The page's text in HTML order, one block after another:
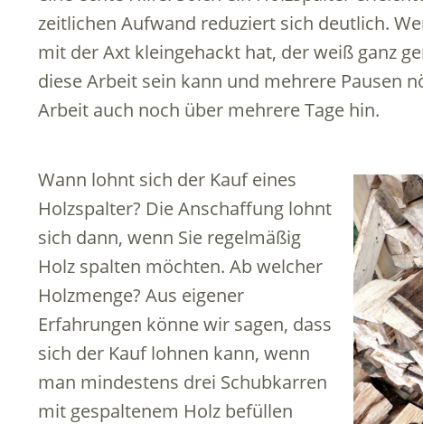
zeitlichen Aufwand reduziert sich deutlich.
mit der Axt kleingehackt hat, der weiß ganz
diese Arbeit sein kann und mehrere Pausen
Arbeit auch noch über mehrere Tage hin.
Wann lohnt sich der Kauf eines
Holzspalter? Die Anschaffung lohnt
sich dann, wenn Sie regelmäßig
Holz spalten möchten. Ab welcher
Holzmenge? Aus eigener
Erfahrungen könne wir sagen, dass
sich der Kauf lohnen kann, wenn
man mindestens drei Schubkarren
mit gespaltenem Holz befüllen